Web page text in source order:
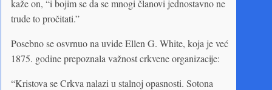
kaže on, “i bojim se da se mnogi članovi jednostavno ne
trude to pročitati.”
Posebno se osvrnuo na uvide Ellen G. White, koja je već
1875. godine prepoznala važnost crkvene organizacije:
“Kristova se Crkva nalazi u stalnoj opasnosti. Sotona